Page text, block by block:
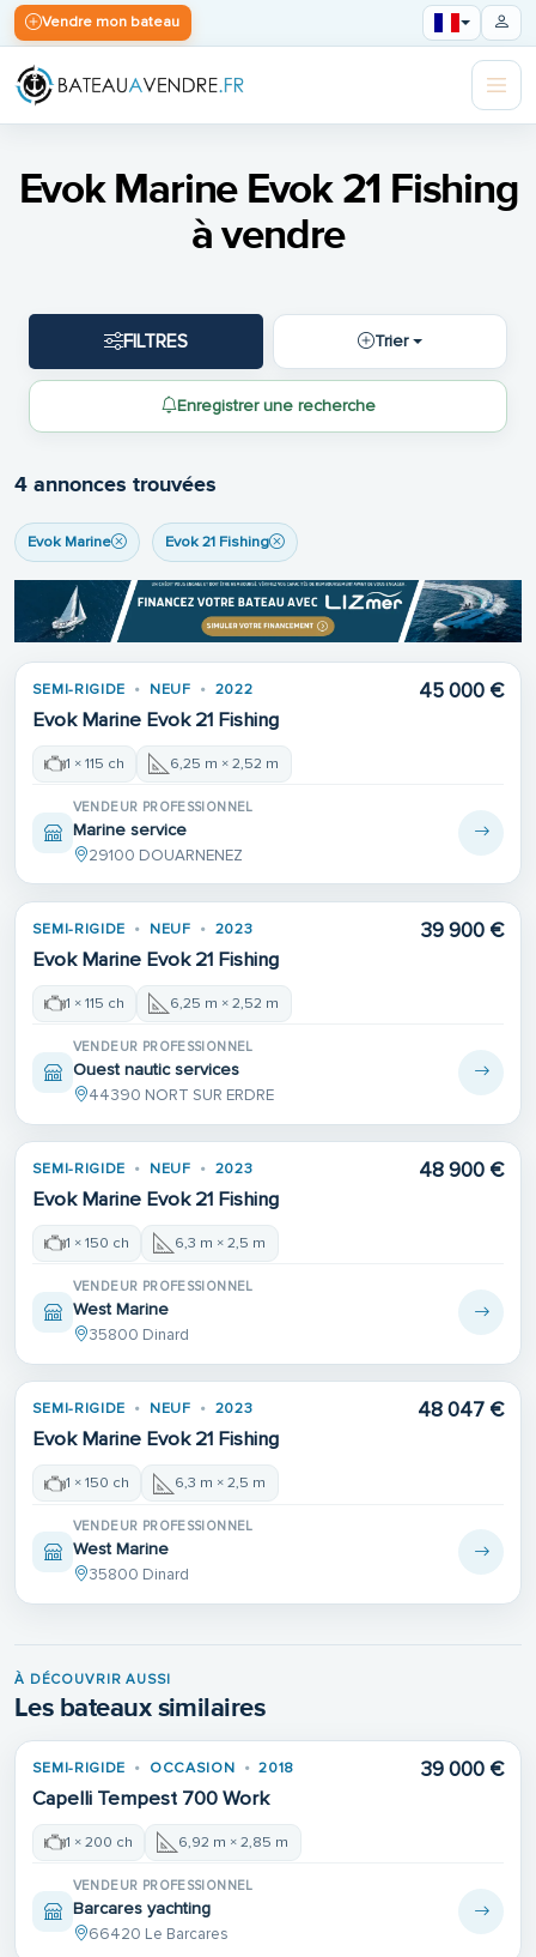
Vendre mon bateau
Evok Marine Evok 21 Fishing
à vendre
FILTRES Trier
Enregistrer une recherche
4 annonces trouvées
Evok Marine Evok 21 Fishing
SEMI-RIGIDE NEUF 2022
Evok Marine Evok 21 Fishing
45 000 €
1 × 115 ch 6,25 m × 2,52 m
VENDEUR PROFESSIONNEL
Marine service
29100 DOUARNENEZ
SEMI-RIGIDE NEUF 2023
Evok Marine Evok 21 Fishing
39 900 €
1 × 115 ch 6,25 m × 2,52 m
VENDEUR PROFESSIONNEL
Ouest nautic services
44390 NORT SUR ERDRE
SEMI-RIGIDE NEUF 2023
Evok Marine Evok 21 Fishing
48 900 €
1 × 150 ch 6,3 m × 2,5 m
VENDEUR PROFESSIONNEL
West Marine
35800 Dinard
SEMI-RIGIDE NEUF 2023
Evok Marine Evok 21 Fishing
48 047 €
1 × 150 ch 6,3 m × 2,5 m
VENDEUR PROFESSIONNEL
West Marine
35800 Dinard
À DÉCOUVRIR AUSSI
Les bateaux similaires
SEMI-RIGIDE OCCASION 2018
Capelli Tempest 700 Work
39 000 €
1 × 200 ch 6,92 m × 2,85 m
VENDEUR PROFESSIONNEL
Barcares yachting
66420 Le Barcares